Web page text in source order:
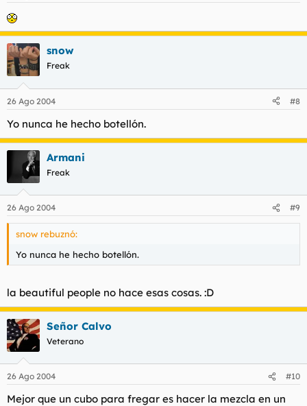
snow
Freak
26 Ago 2004 #8
Yo nunca he hecho botellón.
Armani
Freak
26 Ago 2004 #9
snow rebuznó:
Yo nunca he hecho botellón.
la beautiful people no hace esas cosas. :D
Señor Calvo
Veterano
26 Ago 2004 #10
Mejor que un cubo para fregar es hacer la mezcla en un